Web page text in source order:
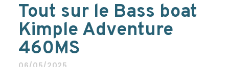
Tout sur le Bass boat
Kimple Adventure
460MS